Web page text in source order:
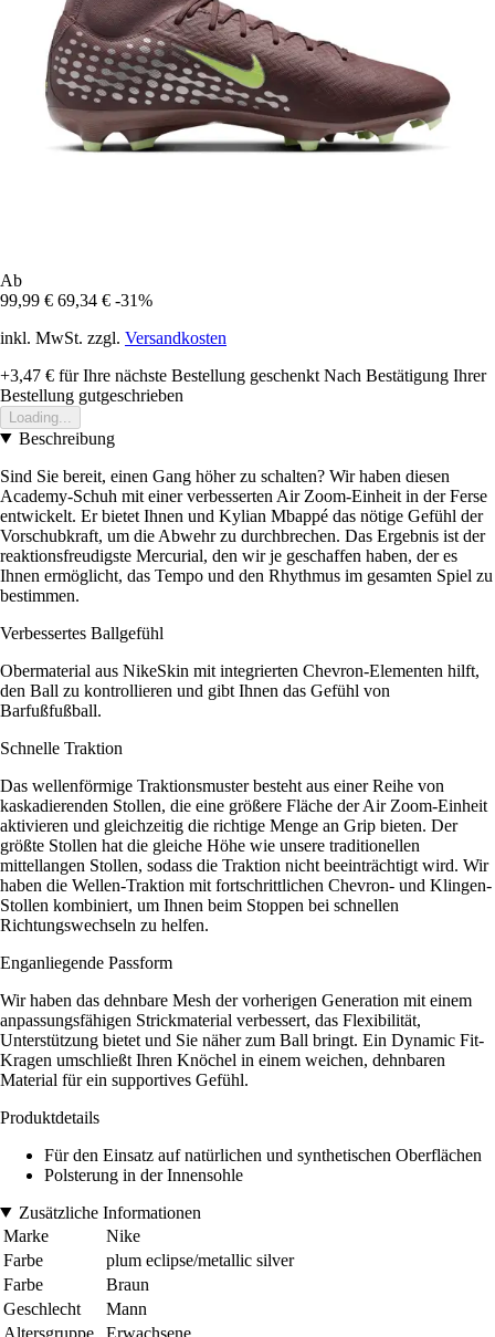
Ab
99,99 € 69,34 € -31%
inkl. MwSt. zzgl. Versandkosten
+3,47 € für Ihre nächste Bestellung geschenkt Nach Bestätigung Ihrer
Bestellung gutgeschrieben
Loading...
Beschreibung
Sind Sie bereit, einen Gang höher zu schalten? Wir haben diesen
Academy-Schuh mit einer verbesserten Air Zoom-Einheit in der Ferse
entwickelt. Er bietet Ihnen und Kylian Mbappé das nötige Gefühl der
Vorschubkraft, um die Abwehr zu durchbrechen. Das Ergebnis ist der
reaktionsfreudigste Mercurial, den wir je geschaffen haben, der es
Ihnen ermöglicht, das Tempo und den Rhythmus im gesamten Spiel zu
bestimmen.
Verbessertes Ballgefühl
Obermaterial aus NikeSkin mit integrierten Chevron-Elementen hilft,
den Ball zu kontrollieren und gibt Ihnen das Gefühl von
Barfußfußball.
Schnelle Traktion
Das wellenförmige Traktionsmuster besteht aus einer Reihe von
kaskadierenden Stollen, die eine größere Fläche der Air Zoom-Einheit
aktivieren und gleichzeitig die richtige Menge an Grip bieten. Der
größte Stollen hat die gleiche Höhe wie unsere traditionellen
mittellangen Stollen, sodass die Traktion nicht beeinträchtigt wird. Wir
haben die Wellen-Traktion mit fortschrittlichen Chevron- und Klingen-
Stollen kombiniert, um Ihnen beim Stoppen bei schnellen
Richtungswechseln zu helfen.
Enganliegende Passform
Wir haben das dehnbare Mesh der vorherigen Generation mit einem
anpassungsfähigen Strickmaterial verbessert, das Flexibilität,
Unterstützung bietet und Sie näher zum Ball bringt. Ein Dynamic Fit-
Kragen umschließt Ihren Knöchel in einem weichen, dehnbaren
Material für ein supportives Gefühl.
Produktdetails
Für den Einsatz auf natürlichen und synthetischen Oberflächen
Polsterung in der Innensohle
Zusätzliche Informationen
Marke
Nike
Farbe
plum eclipse/metallic silver
Farbe
Braun
Geschlecht
Mann
Altersgruppe
Erwachsene